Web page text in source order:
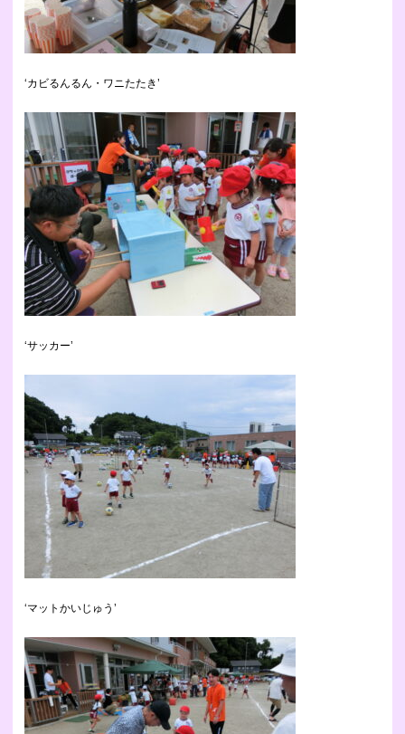
‘カビるんるん・ワニたたき’
‘サッカー’
‘マットかいじゅう’